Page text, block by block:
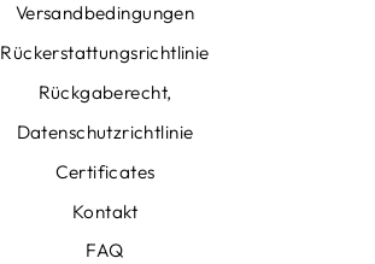
Versandbedingungen
Rückerstattungsrichtlinie
Rückgaberecht,
Datenschutzrichtlinie
Certificates
Kontakt
FAQ